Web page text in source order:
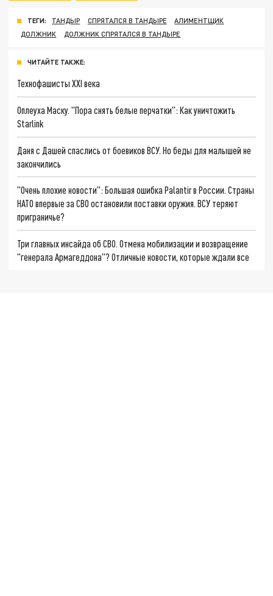
ТЕГИ: ТАНДЫР СПРЯТАЛСЯ В ТАНДЫРЕ
АЛИМЕНТЩИК
ДОЛЖНИК
ДОЛЖНИК СПРЯТАЛСЯ В ТАНДЫРЕ
ЧИТАЙТЕ ТАКЖЕ:
Технофашисты XXI века
Оплеуха Маску. "Пора снять белые перчатки": Как уничтожить
Starlink
Даня с Дашей спаслись от боевиков ВСУ. Но беды для малышей не
закончились
"Очень плохие новости": Большая ошибка Palantir в России. Страны
НАТО впервые за СВО остановили поставки оружия. ВСУ теряют
приграничье?
Три главных инсайда об СВО. Отмена мобилизации и возвращение
"генерала Армагеддона"? Отличные новости, которые ждали все